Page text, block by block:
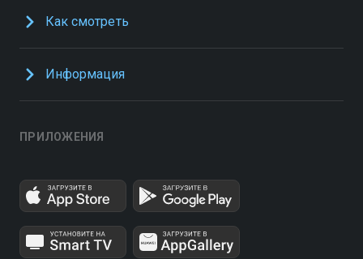
Как смотреть
Информация
ПРИЛОЖЕНИЯ